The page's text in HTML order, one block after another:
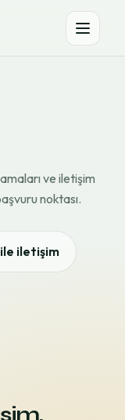
ve iletişim
noktası.
iletişim